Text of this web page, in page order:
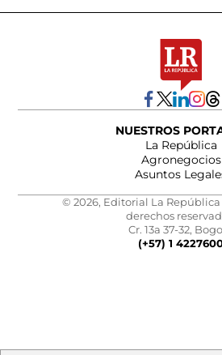
NUESTROS
La República
Agronegocios
Asuntos
© 2026, Editorial La República
derechos
Cr. 13a 37-32,
(+57) 1